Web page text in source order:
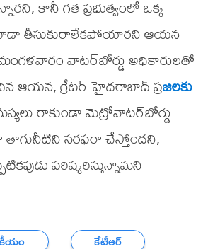
కానీ గత ప్రభుత్వంలో ఒక్క
తీసుకురాలేకపోయారని ఆయన
వాటర్​బోర్డు అధికారులతో
ఆయన, గ్రేటర్​ హైదరాబాద్​ ప్రజలకు
రాకుండా మెట్రోవాటర్​బోర్డు
తాగునీటిని సరఫరా చేస్తోందని,
పరిష్కరిస్తున్నామని
కేటీఆర్